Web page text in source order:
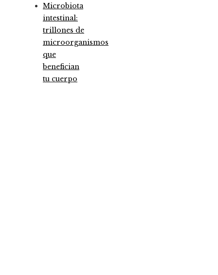
Microbiota
intestinal:
trillones de
microorganismos
que
benefician
tu cuerpo